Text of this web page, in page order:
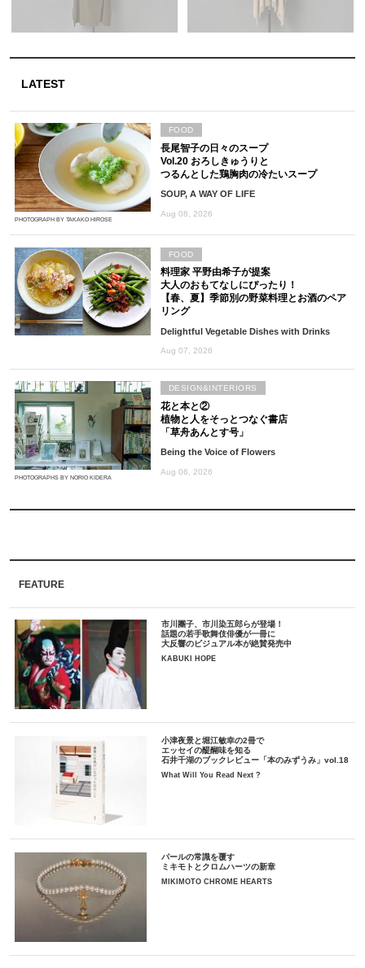
LATEST
PHOTOGRAPH BY TAKAKO HIROSE
長尾智子の日々のスープ
Vol.20 おろしきゅうりと
つるんとした鶏胸肉の冷たいスープ
SOUP, A WAY OF LIFE
Aug 08, 2026
FOOD
料理家 平野由希子が提案
大人のおもてなしにぴったり！
【春、夏】季節別の野菜料理とお酒のペア
リング
Delightful Vegetable Dishes with Drinks
Aug 07, 2026
FOOD
PHOTOGRAPHS BY NORIO KIDERA
花と本と②
植物と人をそっとつなぐ書店
「草舟あんとす号」
Being the Voice of Flowers
Aug 06, 2026
DESIGN&INTERIORS
FEATURE
市川團子、市川染五郎らが登場！
話題の若手歌舞伎俳優が一冊に
大反響のビジュアル本が絶賛発売中
KABUKI HOPE
小津夜景と堀江敏幸の2冊で
エッセイの醍醐味を知る
石井千湖のブックレビュー「本のみずうみ」vol.18
What Will You Read Next ?
パールの常識を覆す
ミキモトとクロムハーツの新章
MIKIMOTO CHROME HEARTS